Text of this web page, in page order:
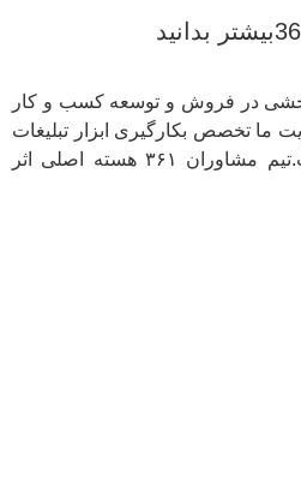
بخشی در فروش و توسعه کسب و کار
ما تخصص بکارگیری ابزار تبلیغات
در جهت اهداف تجاری است.تیم مشاوران ۳۶۱ هسته اصلی اثر